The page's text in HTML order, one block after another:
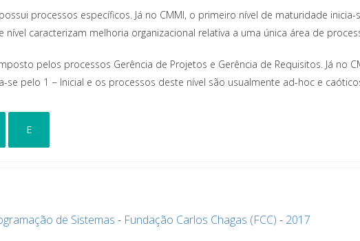
processos específicos. Já no CMMI, o primeiro nível de maturidade inicia-
nível caracterizam melhoria organizacional relativa a uma única área de
pelos processos Gerência de Projetos e Gerência de Requisitos. Já no
se pelo 1 − Inicial e os processos deste nível são usualmente ad-hoc e
E
de Sistemas - Fundação Carlos Chagas (FCC) - 2017